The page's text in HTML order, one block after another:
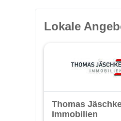
Lokale
Thomas
Immobilien